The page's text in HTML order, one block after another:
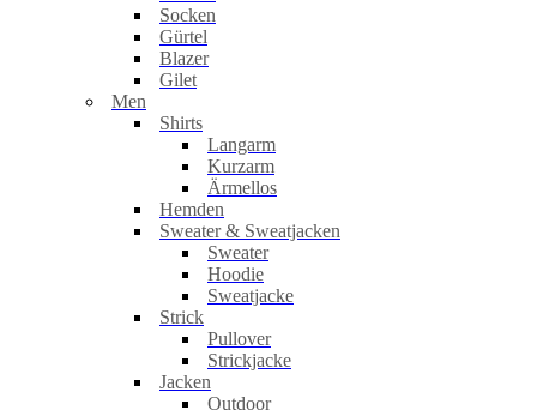
Socken
Gürtel
Blazer
Gilet
Men
Shirts
Langarm
Kurzarm
Ärmellos
Hemden
Sweater & Sweatjacken
Sweater
Hoodie
Sweatjacke
Strick
Pullover
Strickjacke
Jacken
Outdoor